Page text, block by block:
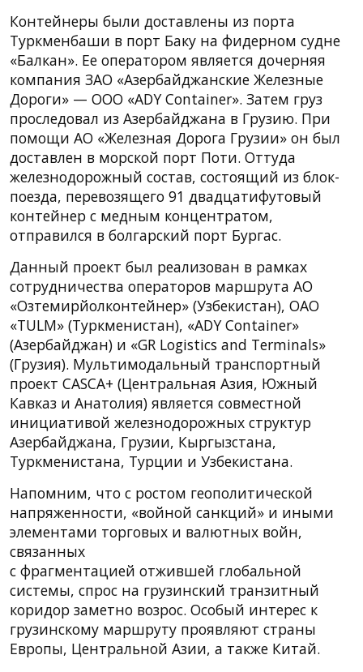
Контейнеры были доставлены из порта
Туркменбаши в порт Баку на фидерном судне
«Балкан». Ее оператором является дочерняя
компания ЗАО «Азербайджанские Железные
Дороги» — ООО «ADY Container». Затем груз
проследовал из Азербайджана в Грузию. При
помощи АО «Железная Дорога Грузии» он был
доставлен в морской порт Поти. Оттуда
железнодорожный состав, состоящий из блок-
поезда, перевозящего 91 двадцатифутовый
контейнер с медным концентратом,
отправился в болгарский порт Бургас.
Данный проект был реализован в рамках
сотрудничества операторов маршрута АО
«Озтемирйолконтейнер» (Узбекистан), ОАО
«TULM» (Туркменистан), «ADY Container»
(Азербайджан) и «GR Logistics and Terminals»
(Грузия). Мультимодальный транспортный
проект CASCA+ (Центральная Азия, Южный
Кавказ и Анатолия) является совместной
инициативой железнодорожных структур
Азербайджана, Грузии, Кыргызстана,
Туркменистана, Турции и Узбекистана.
Напомним, что с ростом геополитической
напряженности, «войной санкций» и иными
элементами торговых и валютных войн,
связанных
с фрагментацией отжившей глобальной
системы, спрос на грузинский транзитный
коридор заметно возрос. Особый интерес к
грузинскому маршруту проявляют страны
Европы, Центральной Азии, а также Китай.